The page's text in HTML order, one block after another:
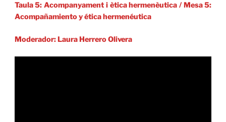
Taula 5: Acompanyament i ètica hermenèutica / Mesa 5:
Acompañamiento y ética hermenéutica
Moderador: Laura Herrero Olivera